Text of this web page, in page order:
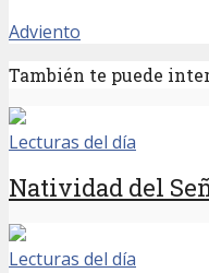
Adviento
También te puede
Lecturas del día
Natividad del
Lecturas del día